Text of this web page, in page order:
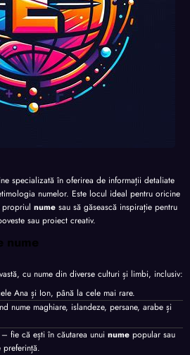
specializată în oferirea de informații detaliate
numelor. Este locul ideal pentru oricine
propriul nume sau să găsească inspirație pentru
sau proiect creativ.
nume
cu nume din diverse culturi și limbi, inclusiv:
Ana și Ion, până la cele mai rare.
nume maghiare, islandeze, persane, arabe și
– fie că ești în căutarea unui nume popular sau